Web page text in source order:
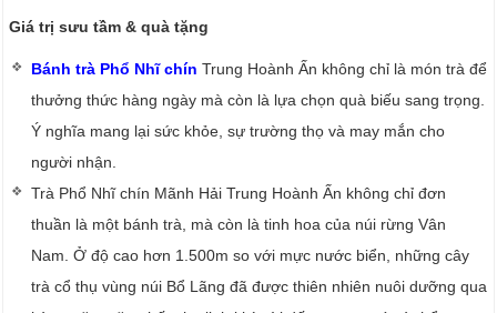
Giá trị sưu tầm & quà tặng
Bánh trà Phổ Nhĩ chín Trung Hoành Ấn không chỉ là món trà để
thưởng thức hàng ngày mà còn là lựa chọn quà biếu sang trọng.
Ý nghĩa mang lại sức khỏe, sự trường thọ và may mắn cho
người nhận.
Trà Phổ Nhĩ chín Mãnh Hải Trung Hoành Ấn không chỉ đơn
thuần là một bánh trà, mà còn là tinh hoa của núi rừng Vân
Nam. Ở độ cao hơn 1.500m so với mực nước biển, những cây
trà cổ thụ vùng núi Bổ Lãng đã được thiên nhiên nuôi dưỡng qua